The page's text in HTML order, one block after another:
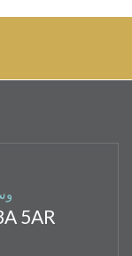
5AR